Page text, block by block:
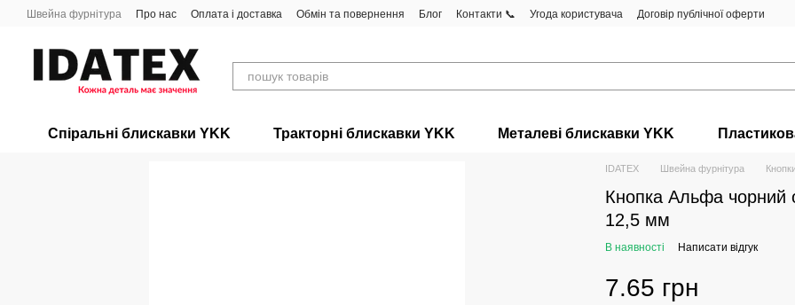
Перейти до основного контенту
Швейна фурнітура Про нас Оплата і доставка Обмін та повернення Блог Контакти 📞 Угода користувача Договір публічної оферти
Спіральні блискавки YKK Тракторні блискавки YKK Металеві блискавки YKK
IDATEX Швейна фурнітура
Кнопка Альфа чорний
12,5 мм
В наявності Написати відгук
7.65 грн